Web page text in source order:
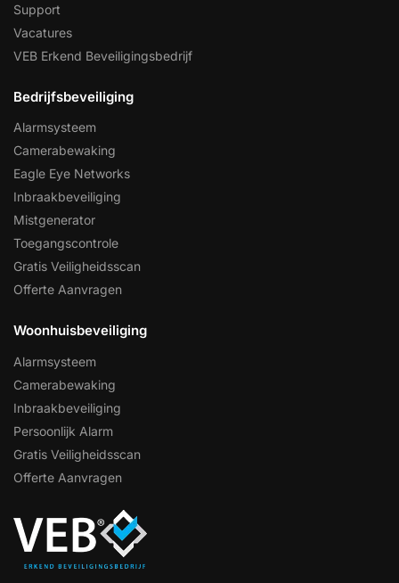
Support
Vacatures
VEB Erkend Beveiligingsbedrijf
Bedrijfsbeveiliging
Alarmsysteem
Camerabewaking
Eagle Eye Networks
Inbraakbeveiliging
Mistgenerator
Toegangscontrole
Gratis Veiligheidsscan
Offerte Aanvragen
Woonhuisbeveiliging
Alarmsysteem
Camerabewaking
Inbraakbeveiliging
Persoonlijk Alarm
Gratis Veiligheidsscan
Offerte Aanvragen